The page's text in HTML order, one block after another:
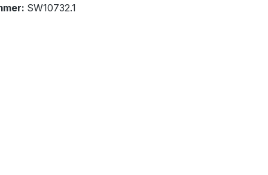
SW10732.1